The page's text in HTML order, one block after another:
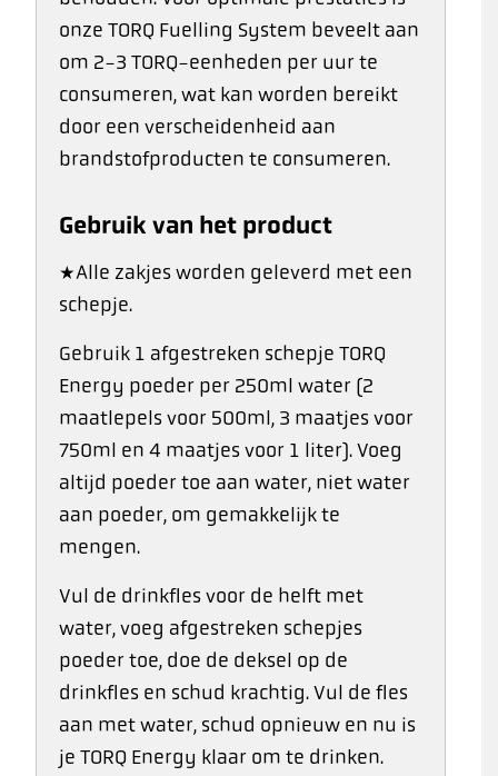
onze TORQ Fuelling System beveelt aan
om 2-3 TORQ-eenheden per uur te
consumeren, wat kan worden bereikt
door een verscheidenheid aan
brandstofproducten te consumeren.
Gebruik van het product
*Alle zakjes worden geleverd met een
schepje.
Gebruik 1 afgestreken schepje TORQ
Energy poeder per 250ml water (2
maatlepels voor 500ml, 3 maatjes voor
750ml en 4 maatjes voor 1 liter). Voeg
altijd poeder toe aan water, niet water
aan poeder, om gemakkelijk te
mengen.
Vul de drinkfles voor de helft met
water, voeg afgestreken schepjes
poeder toe, doe de deksel op de
drinkfles en schud krachtig. Vul de fles
aan met water, schud opnieuw en nu is
je TORQ Energy klaar om te drinken.